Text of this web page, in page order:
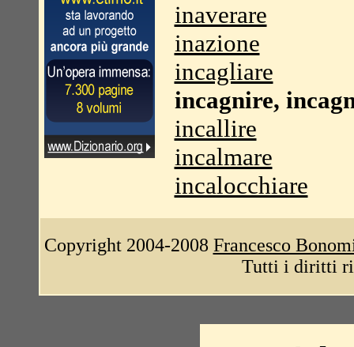
inaverare
inazione
incagliare
incagnire,
incallire
incalmare
incalocchiare
Copyright 2004-2008 Francesco
Tutti i diritti